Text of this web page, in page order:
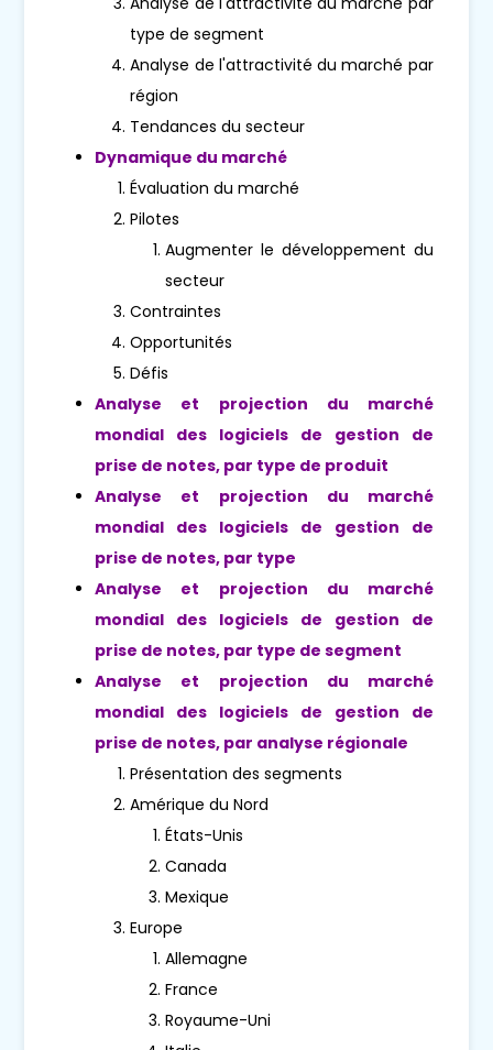
type de segment
Analyse de l'attractivité du marché par
région
Tendances du secteur
Dynamique du marché
Évaluation du marché
Pilotes
Augmenter le développement du
secteur
Contraintes
Opportunités
Défis
Analyse et projection du marché
mondial des logiciels de gestion de
prise de notes, par type de produit
Analyse et projection du marché
mondial des logiciels de gestion de
prise de notes, par type
Analyse et projection du marché
mondial des logiciels de gestion de
prise de notes, par type de segment
Analyse et projection du marché
mondial des logiciels de gestion de
prise de notes, par analyse régionale
Présentation des segments
Amérique du Nord
États-Unis
Canada
Mexique
Europe
Allemagne
France
Royaume-Uni